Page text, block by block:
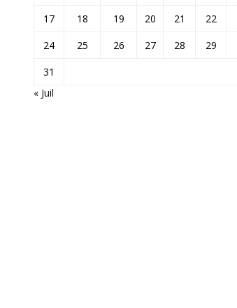
17
18 19 20 21 22
24
25 26 27 28 29
31
« Juil